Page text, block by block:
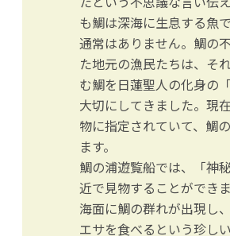
も鯛は深海に生息する魚
通常はありません。鯛の
た地元の漁民たちは、そ
む鯛を日蓮聖人の化身の
大切にしてきました。現
物に指定されていて、鯛
ます。
鯛の浦遊覧船では、「神
近で見物することができ
海面に鯛の群れが出現し
エサを食べるという珍し